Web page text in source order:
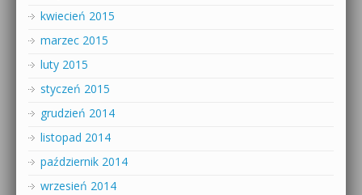
kwiecień 2015
marzec 2015
luty 2015
styczeń 2015
grudzień 2014
listopad 2014
październik 2014
wrzesień 2014